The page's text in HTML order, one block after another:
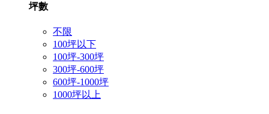
坪數
不限
100坪以下
100坪-300坪
300坪-600坪
600坪-1000坪
1000坪以上